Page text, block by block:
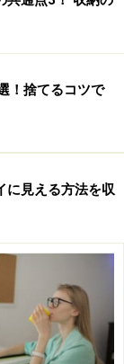
ク！
！捨てるコツで
に見える方法を収